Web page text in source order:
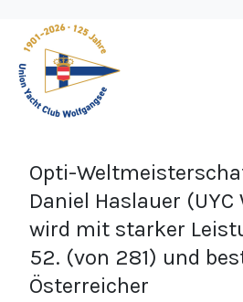
Opti-
Daniel Haslauer
wird mit starker
52. (von 281) und
Österreicher